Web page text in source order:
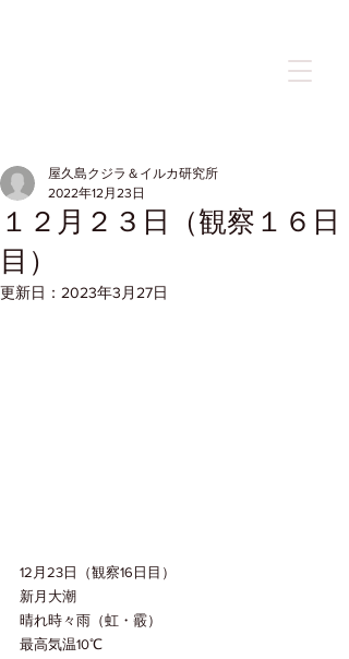
１２月２３日（観察１６日
目）
屋久島クジラ＆イルカ研究所
2022年12月23日
更新日： 2023年3月27日
12月23日（観察16日目）
新月大潮
晴れ時々雨（虹・霰）
最高気温10℃